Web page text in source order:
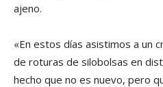
ajeno.
«En estos días asistimos a un
de roturas de silobolsas en
hecho que no es nuevo, pero